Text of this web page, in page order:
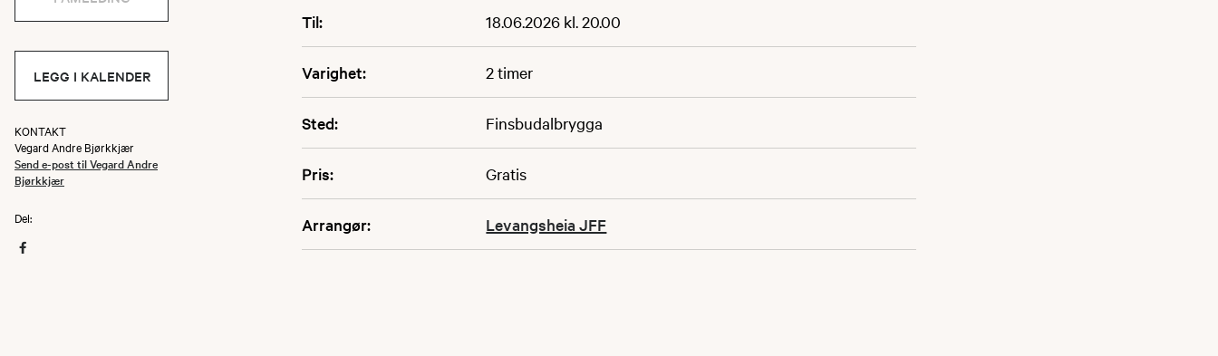
Til: 18.06.2026 kl. 20.00
Varighet: 2 timer
Sted: Finsbudalbrygga
Pris: Gratis
Arrangør: Levangsheia JFF
LEGG I KALENDER
KONTAKT
Vegard Andre Bjørkkjær
Send e-post til Vegard Andre
Bjørkkjær
Del: